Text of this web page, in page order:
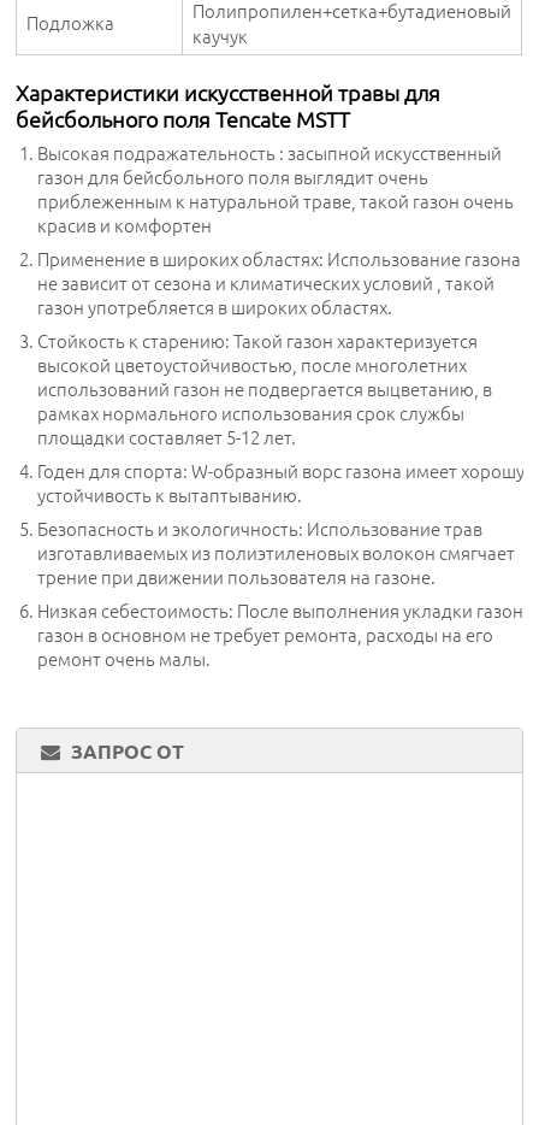
Подложка
Полипропилен+сетка+бутадиеновый
каучук
Характеристики искусственной травы для
бейсбольного поля Tencate MSTT
Высокая подражательность : засыпной искусственный
газон для бейсбольного поля выглядит очень
приблеженным к натуральной траве, такой газон очень
красив и комфортен
Применение в широких областях: Использование газона
не зависит от сезона и климатических условий , такой
газон употребляется в широких областях.
Стойкость к старению: Такой газон характеризуется
высокой цветоустойчивостью, после многолетних
использований газон не подвергается выцветанию, в
рамках нормального использования срок службы
площадки составляет 5-12 лет.
Годен для спорта: W-образный ворс газона имеет хорошую
устойчивость к вытаптыванию.
Безопасность и экологичность: Использование трав
изготавливаемых из полиэтиленовых волокон смягчает
трение при движении пользователя на газоне.
Низкая себестоимость: После выполнения укладки газона,
газон в основном не требует ремонта, расходы на его
ремонт очень малы.
ЗАПРОС ОТ